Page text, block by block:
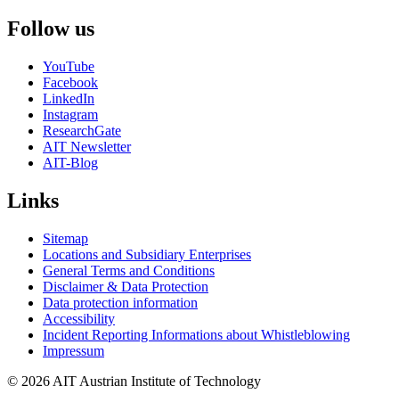
Follow us
YouTube
Facebook
LinkedIn
Instagram
ResearchGate
AIT Newsletter
AIT-Blog
Links
Sitemap
Locations and Subsidiary Enterprises
General Terms and Conditions
Disclaimer & Data Protection
Data protection information
Accessibility
Incident Reporting Informations about Whistleblowing
Impressum
© 2026 AIT Austrian Institute of Technology